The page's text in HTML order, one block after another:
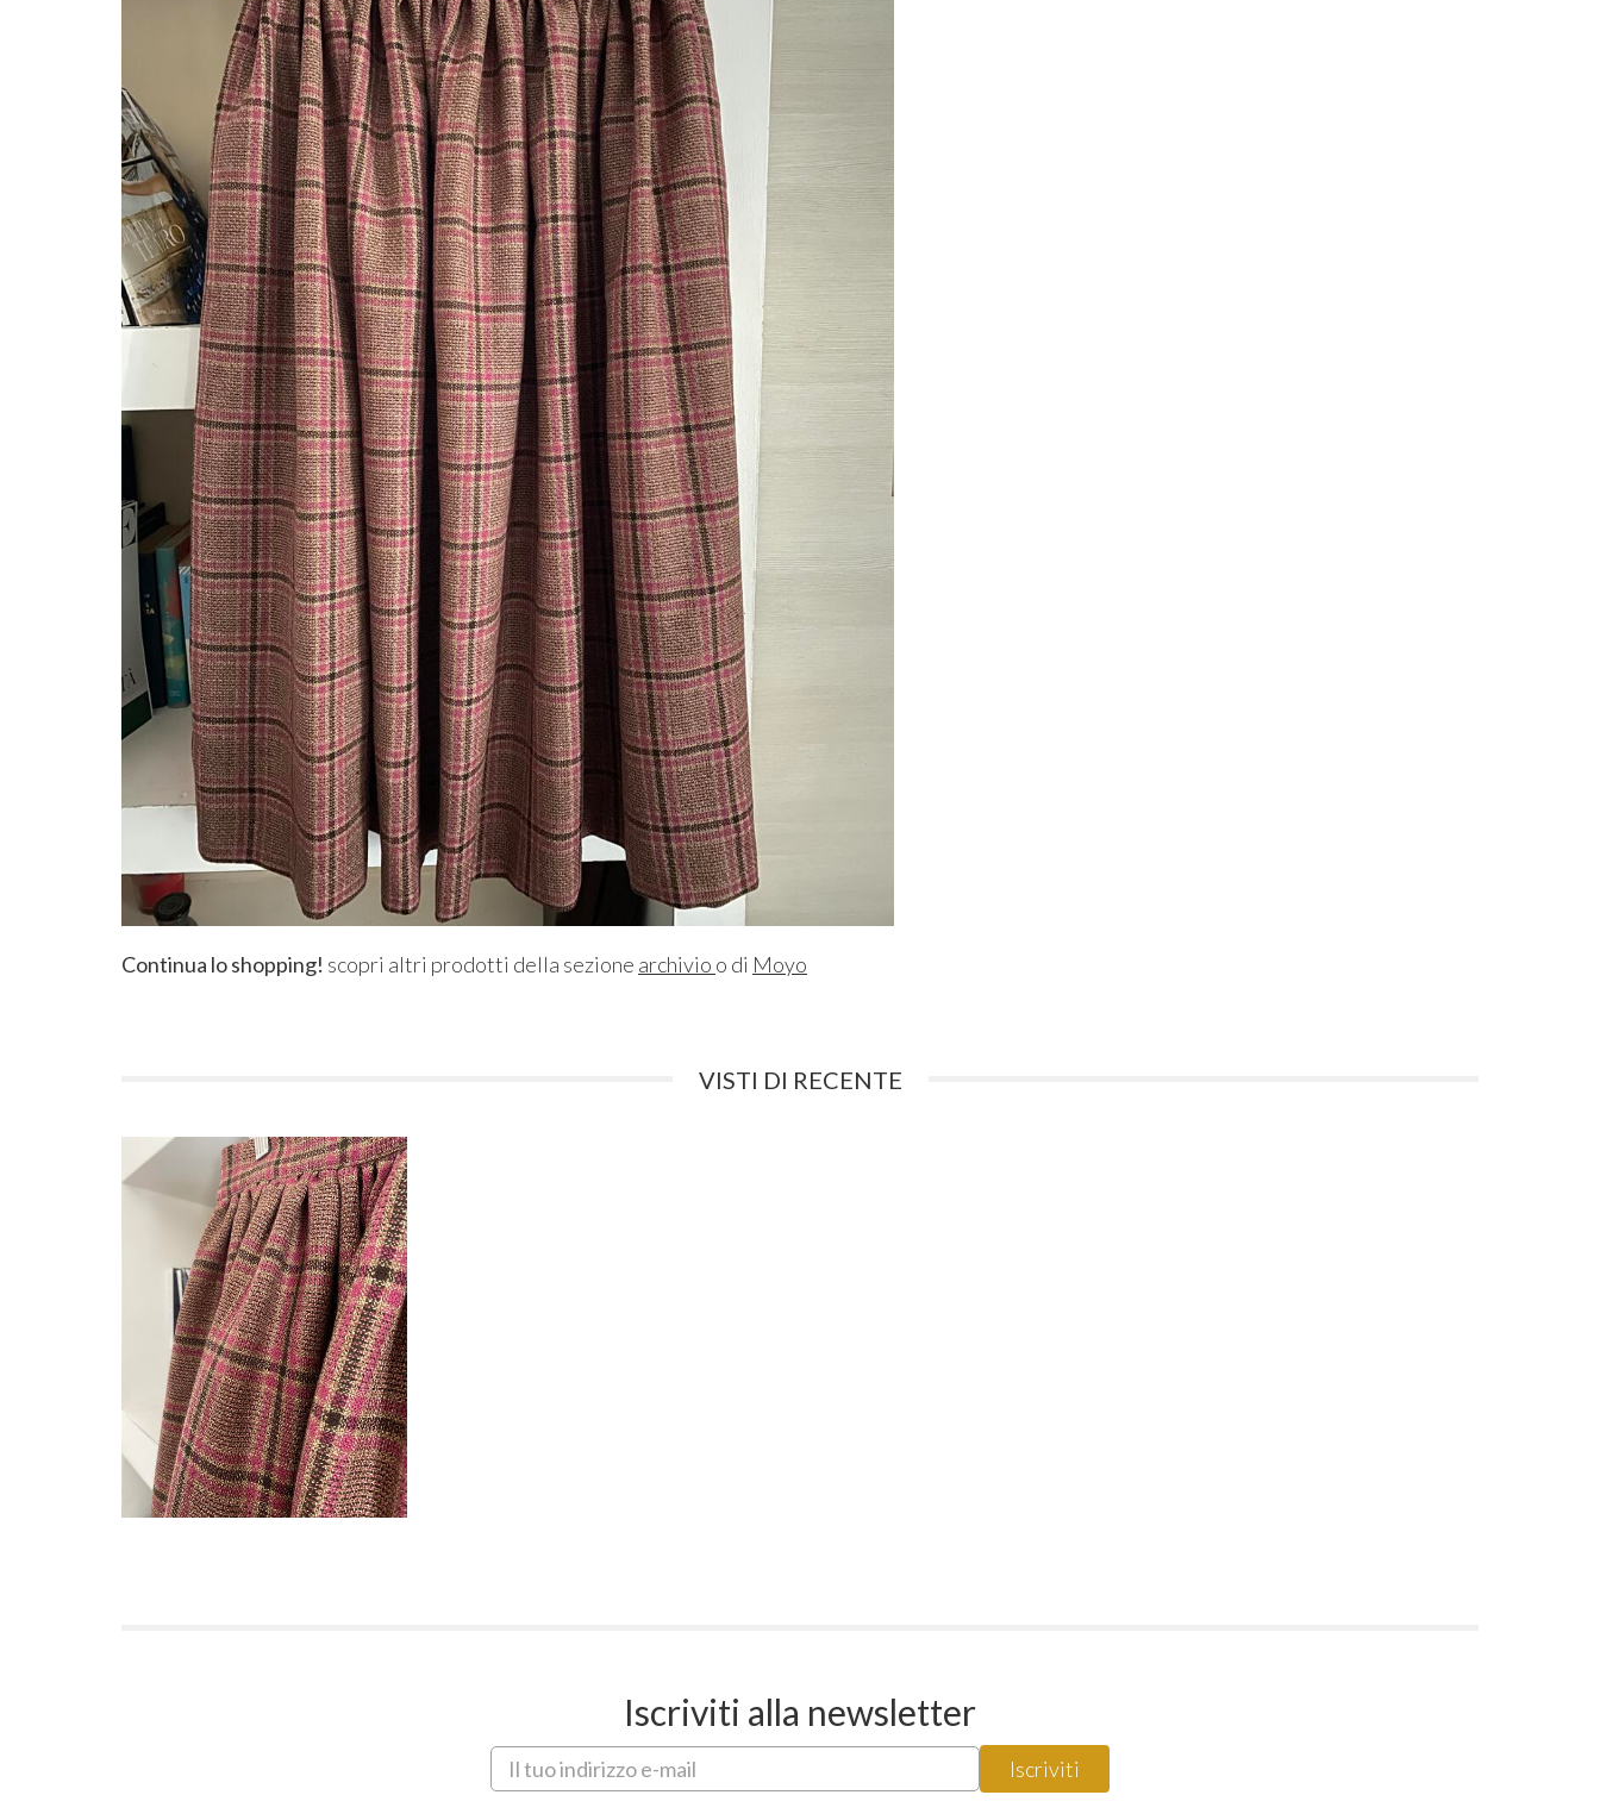
Continua lo shopping! scopri altri prodotti della sezione archivio o di Moyo
VISTI DI RECENTE
Iscriviti alla newsletter